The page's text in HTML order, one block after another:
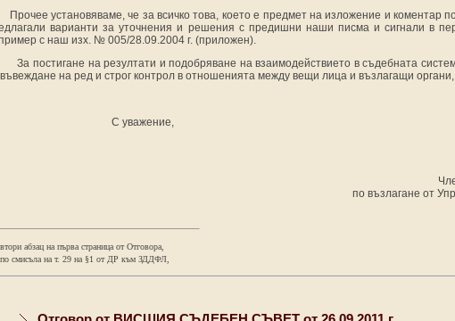
Прочее установяваме, че за всичко това, което е предмет на изложение и коментар
варианти за уточнения и решения с предишни наши писма и сигнали в
с наш изх. № 005/28.09.2004 г. (приложен).
За постигане на резултати и подобряване на взаимодействието в съдебната
на ред и строг контрол в отношенията между вещи лица и възлагащи органи,
С уважение,
по възлагане от
втори абзац на първа страница от Отговора,
по смисъла на т. 29 на §1 от ДР към ЗДДФЛ,